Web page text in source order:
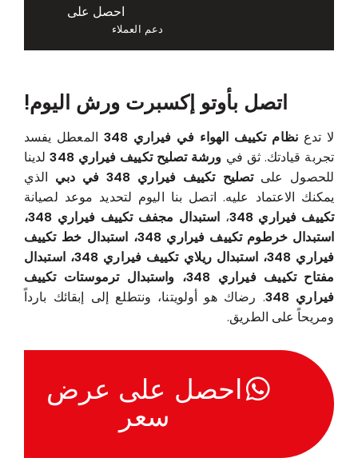
احصل على
دعم العملاء
اتصل بأوتو إكسبرت ورش اليوم!
لا تدعنظام تكييف الهواء في فيراري 348
المعطل يفسد
تجربة قيادتك. ثق في ورشة تصليح تكييف فيراري 348
لدينا
للحصول علىتصليح تكييف فيراري 348 في دبي
الذي
يمكنك الاعتماد عليه. اتصل بنا اليوم لتحديد موعد لصيانة
تكييف فيراري 348
،
استبدال مجفف تكييف فيراري 348،
استبدال خرطوم تكييف فيراري 348، استبدال خط تكييف
فيراري 348، استبدال ريلاي تكييف فيراري 348، استبدال
مفتاح تكييف فيراري 348، واستبدال ترموستات تكييف
فيراري 348
. رضاك هو أولويتنا، ونتطلع إلى إبقائك بارداً
ومريحاً على الطريق.
احصل على عرض
سعر